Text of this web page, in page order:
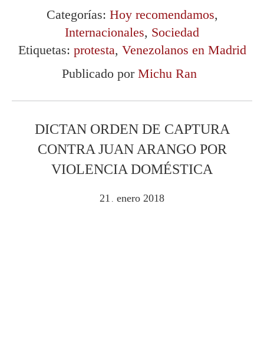
Categorías: Hoy recomendamos,
Internacionales, Sociedad
Etiquetas: protesta, Venezolanos en Madrid
Publicado por Michu Ran
DICTAN ORDEN DE CAPTURA
CONTRA JUAN ARANGO POR
VIOLENCIA DOMÉSTICA
21 . enero 2018